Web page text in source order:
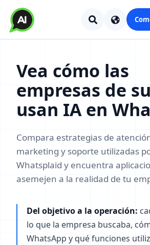
Vea cómo las
empresas de
usan IA en
Compara estrategias de
marketing y soporte utilizadas
Whatsplaid y encuentra
asemejen a la realidad de tu
Del objetivo a la operación:
lo que la empresa buscaba,
WhatsApp y qué funciones